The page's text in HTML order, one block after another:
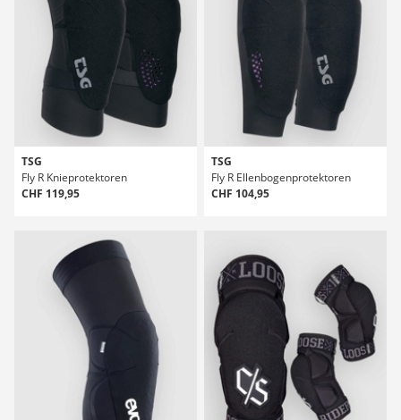
TSG
Fly R Knieprotektoren
CHF 119,95
TSG
Fly R Ellenbogenprotektoren
CHF 104,95